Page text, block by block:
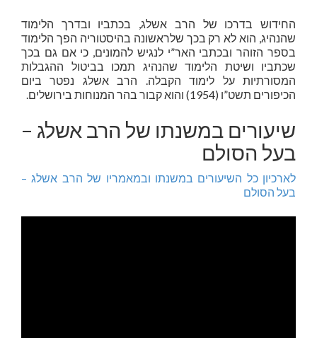
החידוש בדרכו של הרב אשלג, בכתביו ובדרך הלימוד
שהנהיג, הוא לא רק בכך שלראשונה בהיסטוריה הפך הלימוד
בספר הזוהר ובכתבי האר”י לנגיש להמונים, כי אם גם בכך
שכתביו ושיטת הלימוד שהנהיג תמכו בביטול ההגבלות
המסורתיות על לימוד הקבלה. הרב אשלג נפטר ביום
הכיפורים תשט”ו (1954) והוא קבור בהר המנוחות בירושלים.
שיעורים במשנתו של הרב אשלג –
בעל הסולם
לארכיון כל השיעורים במשנתו ובמאמריו של הרב אשלג –
בעל הסולם